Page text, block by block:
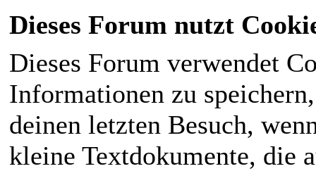
Dieses Forum nutzt
Dieses Forum verwendet
Informationen zu
deinen letzten Besuch,
kleine Textdokumente, die